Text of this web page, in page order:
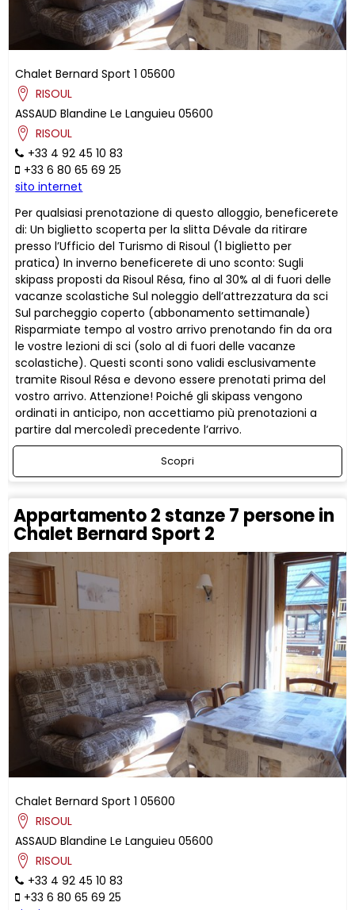
Chalet Bernard Sport 1 05600
RISOUL
ASSAUD Blandine Le Languieu 05600
RISOUL
+33 4 92 45 10 83
+33 6 80 65 69 25
sito internet
Per qualsiasi prenotazione di questo alloggio, beneficerete
di: Un biglietto scoperta per la slitta Dévale da ritirare
presso l’Ufficio del Turismo di Risoul (1 biglietto per
pratica) In inverno beneficerete di uno sconto: Sugli
skipass proposti da Risoul Résa, fino al 30% al di fuori delle
vacanze scolastiche Sul noleggio dell’attrezzatura da sci
Sul parcheggio coperto (abbonamento settimanale)
Risparmiate tempo al vostro arrivo prenotando fin da ora
le vostre lezioni di sci (solo al di fuori delle vacanze
scolastiche). Questi sconti sono validi esclusivamente
tramite Risoul Résa e devono essere prenotati prima del
vostro arrivo. Attenzione! Poiché gli skipass vengono
ordinati in anticipo, non accettiamo più prenotazioni a
partire dal mercoledì precedente l’arrivo.
Scopri
Appartamento 2 stanze 7 persone in
Chalet Bernard Sport 2
Chalet Bernard Sport 1 05600
RISOUL
ASSAUD Blandine Le Languieu 05600
RISOUL
+33 4 92 45 10 83
+33 6 80 65 69 25